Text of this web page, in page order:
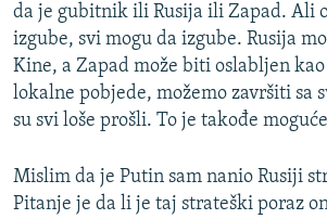
da je gubitnik ili Rusija ili Zapad. Ali
izgube, svi mogu da izgube. Rusija
Kine, a Zapad može biti oslabljen
lokalne pobjede, možemo završiti sa
su svi loše prošli. To je takođe
Mislim da je Putin sam nanio Rusiji
Pitanje je da li je taj strateški poraz